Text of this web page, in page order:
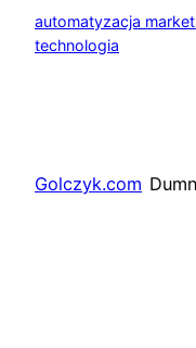
automatyzacja
technologia
Golczyk.com